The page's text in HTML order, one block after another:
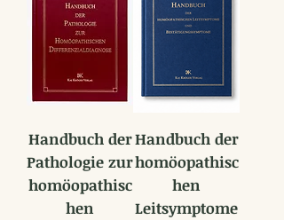
Handbuch der
Pathologie zur
homöopathisc
hen
Handbuch der
homöopathisc
hen
Leitsymptome